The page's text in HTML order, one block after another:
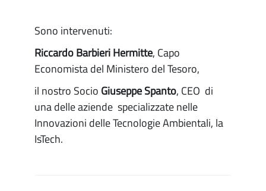
Sono intervenuti:
Riccardo Barbieri Hermitte, Capo
Economista del Ministero del Tesoro,
il nostro Socio Giuseppe Spanto, CEO di
una delle aziende specializzate nelle
Innovazioni delle Tecnologie Ambientali, la
IsTech.